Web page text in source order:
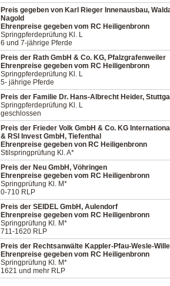
Preis gegeben von Karl Rieger Innenausbau,
Nagold
Ehrenpreise gegeben vom RC Heiligenbronn
Springpferdeprüfung Kl. L
6 und 7-jährige Pferde
Preis der Rath GmbH & Co. KG, Pfalzgrafenweiler
Ehrenpreise gegeben vom RC Heiligenbronn
Springpferdeprüfung Kl. L
5- jährige Pferde
Preis der Familie Dr. Hans-Albrecht Heider,
Springpferdeprüfung Kl. L
geschlossen
Preis der Frieder Volk GmbH & Co. KG
& RSI Invest GmbH, Tiefenthal
Ehrenpreise gegeben von RC Heiligenbronn
Stilspringprüfung Kl. A*
Preis der Neu GmbH, Vöhringen
Ehrenpreise gegeben vom RC Heiligenbronn
Springprüfung Kl. M*
0-710 RLP
Preis der SEIDEL GmbH, Aulendorf
Ehrenpreise gegeben vom RC Heiligenbronn
Springprüfung Kl. M*
711-1620 RLP
Preis der Rechtsanwälte Kappler-Pfau-Wesle-
Ehrenpreise gegeben vom RC Heiligenbronn
Springprüfung Kl. M*
1621 und mehr RLP